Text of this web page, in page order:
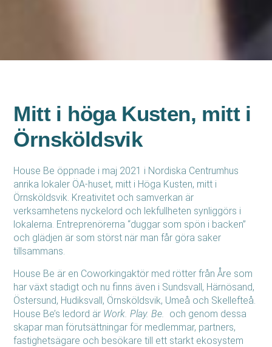
Mitt i höga Kusten, mitt i
Örnsköldsvik
House Be öppnade i maj 2021 i Nordiska Centrumhus
anrika lokaler ÖA-huset, mitt i Höga Kusten, mitt i
Örnsköldsvik. Kreativitet och samverkan är
verksamhetens nyckelord och lekfullheten synliggörs i
lokalerna. Entreprenörerna “duggar som spön i backen”
och glädjen är som störst när man får göra saker
tillsammans.
House Be är en Coworkingaktör med rötter från Åre som
har växt stadigt och nu finns även i Sundsvall, Härnösand,
Östersund, Hudiksvall, Örnsköldsvik, Umeå och Skellefteå.
House Be’s ledord är Work. Play. Be.
och genom dessa
skapar man förutsättningar för medlemmar, partners,
fastighetsägare och besökare till ett starkt ekosystem